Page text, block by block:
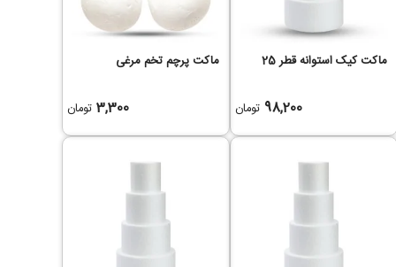
ماکت کیک استوانه قطر 25
98,200 تومان
ماکت پرچم تخم مرغی
3,300 تومان